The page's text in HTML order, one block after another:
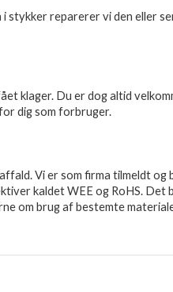
stykker reparerer vi den eller
klager. Du er dog altid
dig som forbruger.
Vi er som firma tilmeldt
kaldet WEE og RoHS. Det
om brug af bestemte